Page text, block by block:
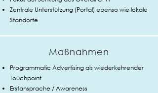
Zentrale Unterstützung (Portal) ebenso wie lokale
Standorte
Maßnahmen
Programmatic Advertising als wiederkehrender
Touchpoint​
Erstansprache / Awareness​